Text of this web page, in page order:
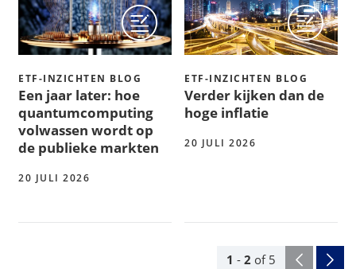
1 - 2 of 5
ETF-INZICHTEN BLOG
Een jaar later: hoe
quantumcomputing
volwassen wordt op
de publieke markten
20 JULI 2026
ETF-INZICHTEN BLOG
Verder kijken dan de
hoge inflatie
20 JULI 2026